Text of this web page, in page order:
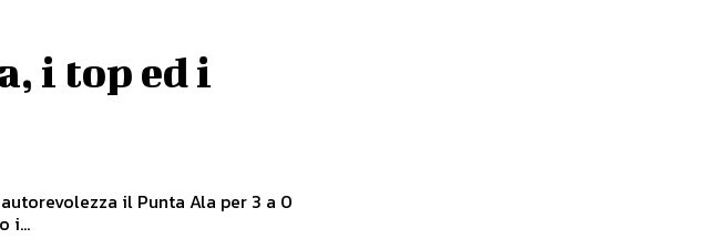
i top ed i
autorevolezza il Punta Ala per 3 a 0
i...